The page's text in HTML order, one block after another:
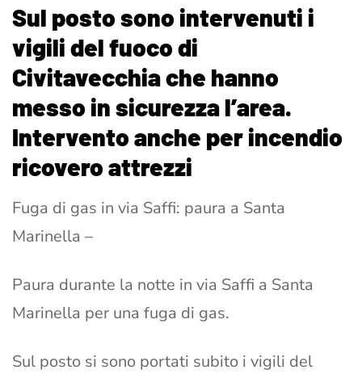
Sul posto sono intervenuti i
vigili del fuoco di
Civitavecchia che hanno
messo in sicurezza l’area.
Intervento anche per incendio
ricovero attrezzi
Fuga di gas in via Saffi: paura a Santa
Marinella –
Paura durante la notte in via Saffi a Santa
Marinella per una fuga di gas.
Sul posto si sono portati subito i vigili del